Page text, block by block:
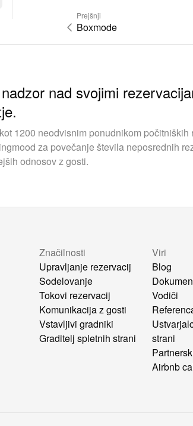
Prejšnji
Boxmode
nad svojimi
1200 neodvisnim ponudnikom počitniških
za povečanje števila neposrednih
odnosov z gosti.
Značilnosti
Upravljanje rezervacij
Sodelovanje
Tokovi rezervacij
Komunikacija z gosti
Vstavljivi gradniki
Graditelj spletnih strani
Viri
Blog
Vodiči
strani
Airbnb